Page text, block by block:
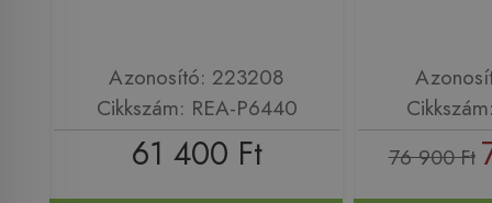
Azonosító: 223208
Cikkszám: REA-P6440
61 400 Ft 76 900 Ft